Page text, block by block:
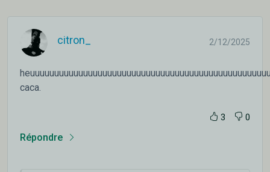
citron_ 2/12/2025
caca.
3 0
Répondre